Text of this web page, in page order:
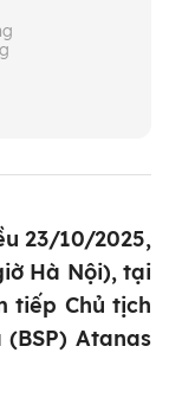
23/10/2025,
Hà Nội), tại
tiếp Chủ tịch
Atanas